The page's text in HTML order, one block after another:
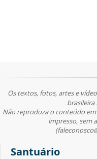
Os textos, fotos, artes e
Não reproduza o conteúdo
impresso, sem
Santuário